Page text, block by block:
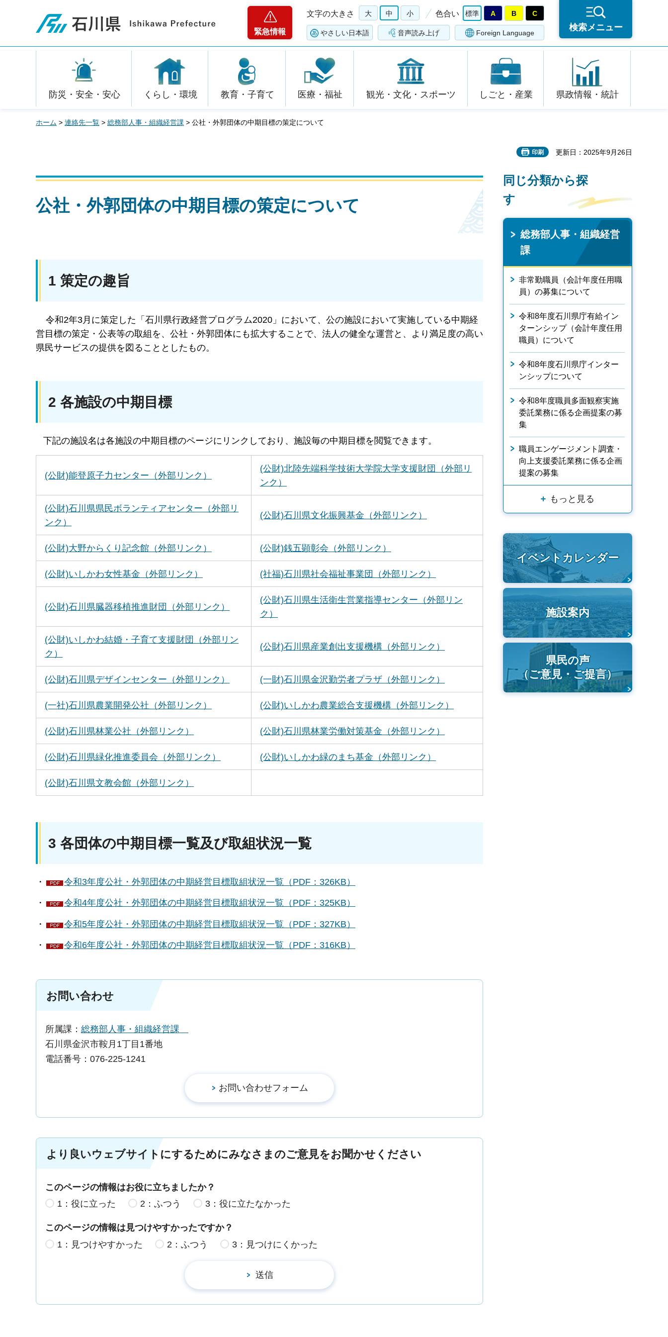
石川県
緊急情報
文字の大きさ 大 中 小 色合い 標準 A B C
やさしい日本語 音声読み上げ Foreign Language
検索メニュー
防災・安全・安心 くらし・環境 教育・子育て 医療・福祉 観光・文化・スポーツ しごと・産業 県政情報・統計
ホーム > 連絡先一覧 > 総務部人事・組織経営課 > 公社・外郭団体の中期目標の策定について
印刷 更新日：2025年9月26日
公社・外郭団体の中期目標の策定について
1 策定の趣旨
令和2年3月に策定した「石川県行政経営プログラム2020」において、公の施設において実施している中期経
営目標の策定・公表等の取組を、公社・外郭団体にも拡大することで、法人の健全な運営と、より満足度の高い
県民サービスの提供を図ることとしたもの。
2 各施設の中期目標
下記の施設名は各施設の中期目標のページにリンクしており、施設毎の中期目標を閲覧できます。
(公財)能登原子力センター（外部リンク）
(公財)北陸先端科学技術大学院大学支援財団（外部リ
ンク）
(公財)石川県県民ボランティアセンター（外部リ
ンク）
(公財)石川県文化振興基金（外部リンク）
(公財)大野からくり記念館（外部リンク） (公財)銭五顕彰会（外部リンク）
(公財)いしかわ女性基金（外部リンク） (社福)石川県社会福祉事業団（外部リンク）
(公財)石川県臓器移植推進財団（外部リンク）
(公財)石川県生活衛生営業指導センター（外部リン
ク）
(公財)いしかわ結婚・子育て支援財団（外部リン
ク）
(公財)石川県産業創出支援機構（外部リンク）
(公財)石川県デザインセンター（外部リンク） (一財)石川県金沢勤労者プラザ（外部リンク）
(一社)石川県農業開発公社（外部リンク） (公財)いしかわ農業総合支援機構（外部リンク）
(公財)石川県林業公社（外部リンク） (公財)石川県林業労働対策基金（外部リンク）
(公財)石川県緑化推進委員会（外部リンク） (公財)いしかわ緑のまち基金（外部リンク）
(公財)石川県文教会館（外部リンク）
3 各団体の中期目標一覧及び取組状況一覧
・ 令和3年度公社・外郭団体の中期経営目標取組状況一覧（PDF：326KB）
・ 令和4年度公社・外郭団体の中期経営目標取組状況一覧（PDF：325KB）
・ 令和5年度公社・外郭団体の中期経営目標取組状況一覧（PDF：327KB）
・ 令和6年度公社・外郭団体の中期経営目標取組状況一覧（PDF：316KB）
お問い合わせ
所属課： 総務部人事・組織経営課
石川県金沢市鞍月1丁目1番地
電話番号：076-225-1241
より良いウェブサイトにするためにみなさまのご意見をお聞かせください
このページの情報はお役に立ちましたか？
1：役に立った
2：ふつう 3：役に立たなかった
このページの情報は見つけやすかったですか？
1：見つけやすかった
2：ふつう 3：見つけにくかった
同じ分類から探
す
総務部人事・組織経営
課
非常勤職員（会計年度任用職
員）の募集について
令和8年度石川県庁有給イン
ターンシップ（会計年度任用
職員）について
令和8年度石川県庁インター
ンシップについて
令和8年度職員多面観察実施
委託業務に係る企画提案の募
集
職員エンゲージメント調査・
向上支援委託業務に係る企画
提案の募集
もっと見る
イベントカレンダー
施設案内
県民の声
（ご意見・ご提言）